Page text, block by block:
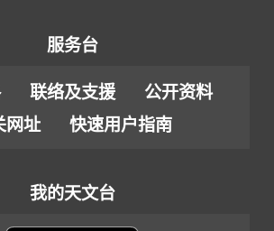
服务台
联络及支援
公开资料
网址
快速用户指南
我的天文台